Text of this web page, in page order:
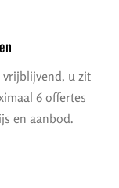
vrijblijvend, u zit
6 offertes
en aanbod.